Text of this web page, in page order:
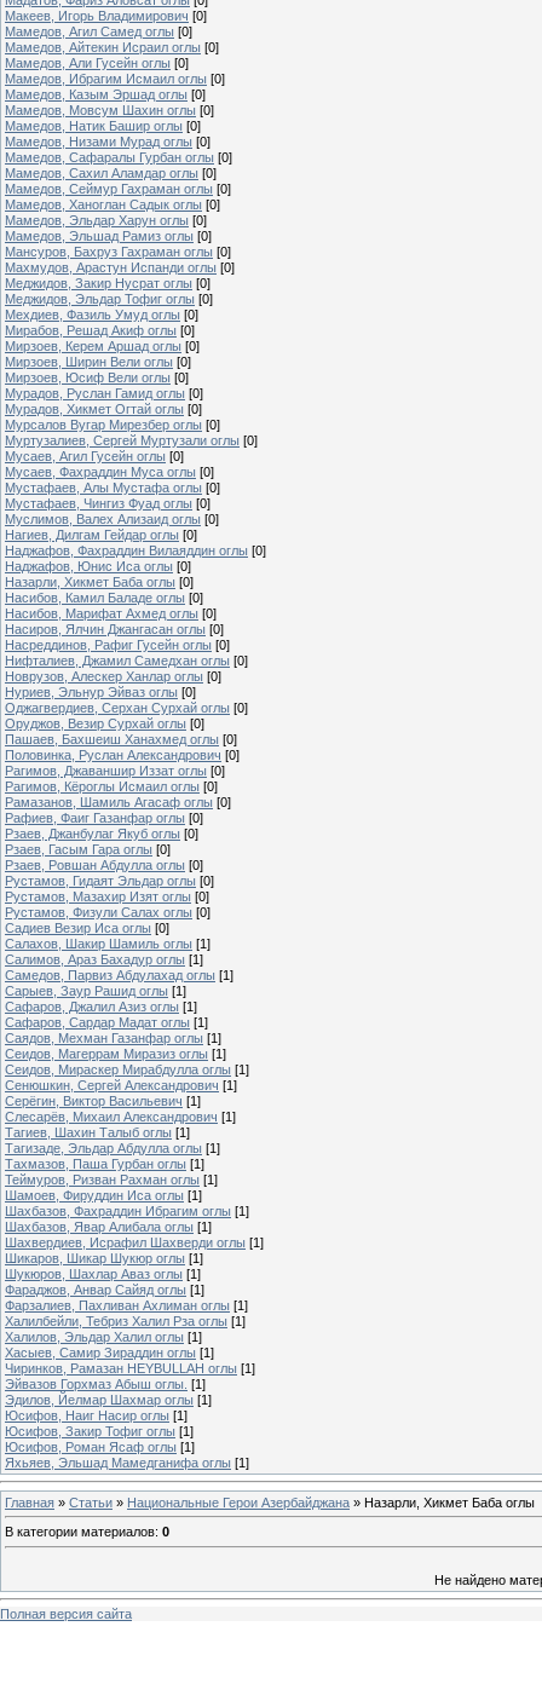
Макеев, Игорь Владимирович [0]
Мамедов, Агил Самед оглы [0]
Мамедов, Айтекин Исраил оглы [0]
Мамедов, Али Гусейн оглы [0]
Мамедов, Ибрагим Исмаил оглы [0]
Мамедов, Казым Эршад оглы [0]
Мамедов, Мовсум Шахин оглы [0]
Мамедов, Натик Башир оглы [0]
Мамедов, Низами Мурад оглы [0]
Мамедов, Сафаралы Гурбан оглы [0]
Мамедов, Сахил Аламдар оглы [0]
Мамедов, Сеймур Гахраман оглы [0]
Мамедов, Ханоглан Садык оглы [0]
Мамедов, Эльдар Харун оглы [0]
Мамедов, Эльшад Рамиз оглы [0]
Мансуров, Бахруз Гахраман оглы [0]
Махмудов, Арастун Испанди оглы [0]
Меджидов, Закир Нусрат оглы [0]
Меджидов, Эльдар Тофиг оглы [0]
Мехдиев, Фазиль Умуд оглы [0]
Мирабов, Решад Акиф оглы [0]
Мирзоев, Керем Аршад оглы [0]
Мирзоев, Ширин Вели оглы [0]
Мирзоев, Юсиф Вели оглы [0]
Мурадов, Руслан Гамид оглы [0]
Мурадов, Хикмет Огтай оглы [0]
Мурсалов Вугар Мирезбер оглы [0]
Муртузалиев, Сергей Муртузали оглы [0]
Мусаев, Агил Гусейн оглы [0]
Мусаев, Фахраддин Муса оглы [0]
Мустафаев, Алы Мустафа оглы [0]
Мустафаев, Чингиз Фуад оглы [0]
Муслимов, Валех Ализаид оглы [0]
Нагиев, Дилгам Гейдар оглы [0]
Наджафов, Фахраддин Вилаяддин оглы [0]
Наджафов, Юнис Иса оглы [0]
Назарли, Хикмет Баба оглы [0]
Насибов, Камил Баладе оглы [0]
Насибов, Марифат Ахмед оглы [0]
Насиров, Ялчин Джангасан оглы [0]
Насреддинов, Рафиг Гусейн оглы [0]
Нифталиев, Джамил Самедхан оглы [0]
Новрузов, Алескер Ханлар оглы [0]
Нуриев, Эльнур Эйваз оглы [0]
Оджагвердиев, Серхан Сурхай оглы [0]
Оруджов, Везир Сурхай оглы [0]
Пашаев, Бахшеиш Ханахмед оглы [0]
Половинка, Руслан Александрович [0]
Рагимов, Джаваншир Иззат оглы [0]
Рагимов, Кёроглы Исмаил оглы [0]
Рамазанов, Шамиль Агасаф оглы [0]
Рафиев, Фаиг Газанфар оглы [0]
Рзаев, Джанбулаг Якуб оглы [0]
Рзаев, Гасым Гара оглы [0]
Рзаев, Ровшан Абдулла оглы [0]
Рустамов, Гидаят Эльдар оглы [0]
Рустамов, Мазахир Изят оглы [0]
Рустамов, Физули Салах оглы [0]
Садиев Везир Иса оглы [0]
Салахов, Шакир Шамиль оглы [1]
Салимов, Араз Бахадур оглы [1]
Самедов, Парвиз Абдулахад оглы [1]
Сарыев, Заур Рашид оглы [1]
Сафаров, Джалил Азиз оглы [1]
Сафаров, Сардар Мадат оглы [1]
Саядов, Мехман Газанфар оглы [1]
Сеидов, Магеррам Миразиз оглы [1]
Сеидов, Мираскер Мирабдулла оглы [1]
Сенюшкин, Сергей Александрович [1]
Серёгин, Виктор Васильевич [1]
Слесарёв, Михаил Александрович [1]
Тагиев, Шахин Талыб оглы [1]
Тагизаде, Эльдар Абдулла оглы [1]
Тахмазов, Паша Гурбан оглы [1]
Теймуров, Ризван Рахман оглы [1]
Шамоев, Фируддин Иса оглы [1]
Шахбазов, Фахраддин Ибрагим оглы [1]
Шахбазов, Явар Алибала оглы [1]
Шахвердиев, Исрафил Шахверди оглы [1]
Шикаров, Шикар Шукюр оглы [1]
Шукюров, Шахлар Аваз оглы [1]
Фараджов, Анвар Cайяд оглы [1]
Фарзалиев, Пахливан Ахлиман оглы [1]
Халилбейли, Тебриз Халил Рза оглы [1]
Халилов, Эльдар Халил оглы [1]
Хасыев, Самир Зираддин оглы [1]
Чиринков, Рамазан HEYBULLAH оглы [1]
Эйвазов Горхмаз Абыш оглы. [1]
Эдилов, Йелмар Шахмар оглы [1]
Юсифов, Наиг Насир оглы [1]
Юсифов, Закир Тофиг оглы [1]
Юсифов, Роман Ясаф оглы [1]
Яхьяев, Эльшад Мамедганифа оглы [1]
Главная » Статьи » Национальные Герои Азербайджана » Назарли, Хикмет Баба оглы
В категории материалов: 0
Не найдено
Полная версия сайта